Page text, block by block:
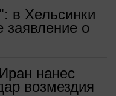
в Хельсинки
заявление о
нанес
возмездия